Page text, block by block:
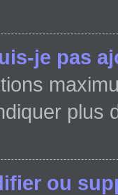
je pas
plus
ou